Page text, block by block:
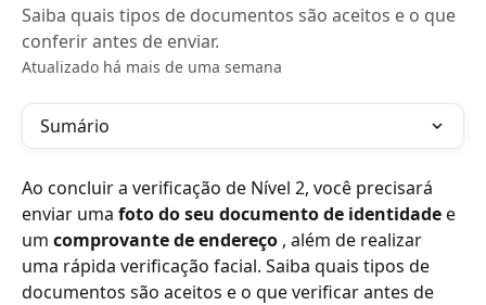
Saiba quais tipos de documentos são aceitos e o que
conferir antes de enviar.
Atualizado há mais de uma semana
Sumário
Ao concluir a verificação de Nível 2, você precisará
enviar uma foto do seu documento de identidade e
um comprovante de endereço , além de realizar
uma rápida verificação facial. Saiba quais tipos de
documentos são aceitos e o que verificar antes de